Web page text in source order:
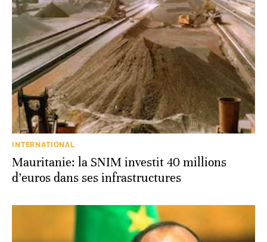
INTERNATIONAL
Mauritanie: la SNIM investit 40 millions
d’euros dans ses infrastructures